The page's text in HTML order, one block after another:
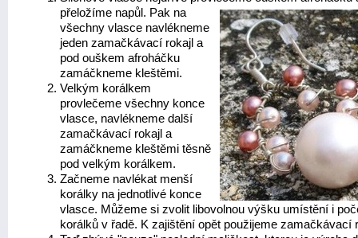
přeložíme napůl. Pak na
všechny vlasce navlékneme
jeden zamačkávací rokajl a
pod ouškem afroháčku
zamáčkneme kleštěmi.
Velkým korálkem
provlečeme všechny konce
vlasce, navlékneme další
zamačkávací rokajl a
zamáčkneme kleštěmi těsně
pod velkým korálkem.
Začneme navlékat menší
korálky na jednotlivé konce
vlasce. Můžeme si zvolit libovolnou výšku umístění i
korálků v řadě. K zajištění opět použijeme zamačkávací